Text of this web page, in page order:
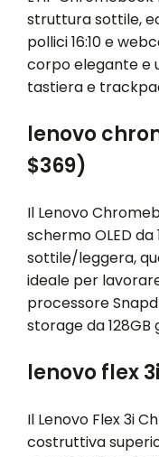
struttura sottile,
pollici 16:10 e
corpo elegante e
tastiera e
lenovo
$369)
Il Lenovo
schermo OLED da
sottile/leggera,
ideale per
processore
storage da
lenovo flex
Il Lenovo Flex 3i
costruttiva